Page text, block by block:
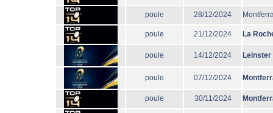
poule 28/12/2024
poule 21/12/2024 La
poule 14/12/2024 Leinster
poule 07/12/2024
poule 30/11/2024